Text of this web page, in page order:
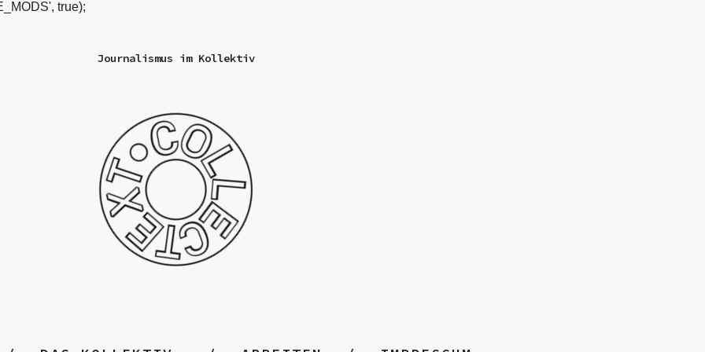
true);
Journalismus im Kollektiv